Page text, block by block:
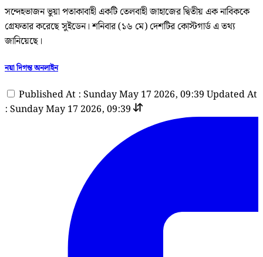
সন্দেহভাজন ভুয়া পতাকাবাহী একটি তেলবাহী জাহাজের দ্বিতীয় এক নাবিককে
গ্রেফতার করেছে সুইডেন। শনিবার (১৬ মে) দেশটির কোস্টগার্ড এ তথ্য
জানিয়েছে।
নয়া দিগন্ত অনলাইন
Published At : Sunday May 17 2026, 09:39 Updated At
: Sunday May 17 2026, 09:39